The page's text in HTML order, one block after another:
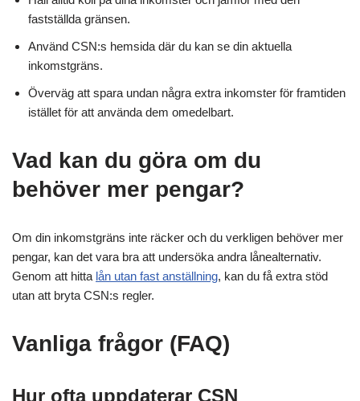
fastställda gränsen.
Använd CSN:s hemsida där du kan se din aktuella
inkomstgräns.
Överväg att spara undan några extra inkomster för framtiden
istället för att använda dem omedelbart.
Vad kan du göra om du
behöver mer pengar?
Om din inkomstgräns inte räcker och du verkligen behöver mer
pengar, kan det vara bra att undersöka andra lånealternativ.
Genom att hitta lån utan fast anställning, kan du få extra stöd
utan att bryta CSN:s regler.
Vanliga frågor (FAQ)
Hur ofta uppdaterar CSN